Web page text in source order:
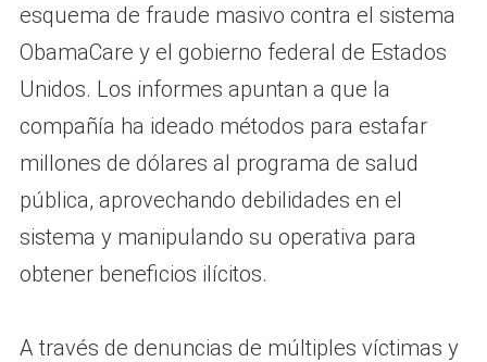
esquema de fraude masivo contra el sistema
ObamaCare y el gobierno federal de Estados
Unidos. Los informes apuntan a que la
compañía ha ideado métodos para estafar
millones de dólares al programa de salud
pública, aprovechando debilidades en el
sistema y manipulando su operativa para
obtener beneficios ilícitos.
A través de denuncias de múltiples víctimas y